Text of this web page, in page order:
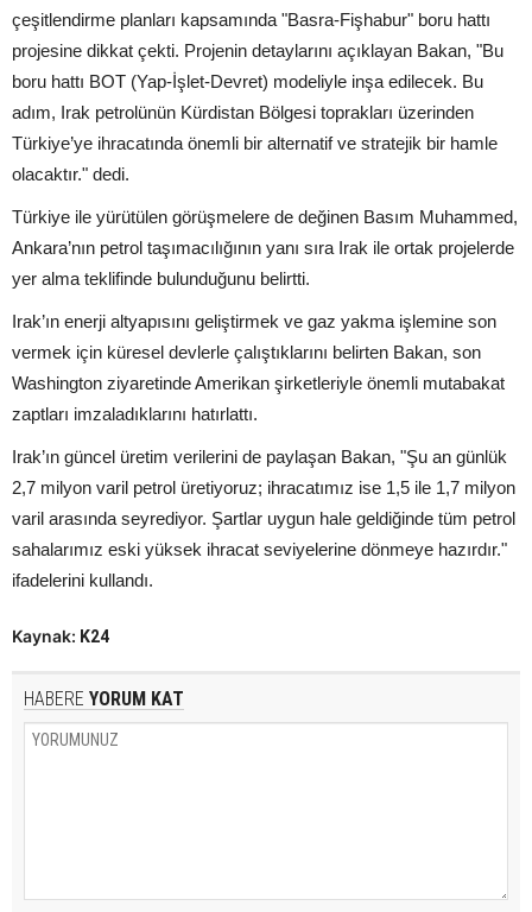
çeşitlendirme planları kapsamında "Basra-Fişhabur" boru hattı
projesine dikkat çekti. Projenin detaylarını açıklayan Bakan, "Bu
boru hattı BOT (Yap-İşlet-Devret) modeliyle inşa edilecek. Bu
adım, Irak petrolünün Kürdistan Bölgesi toprakları üzerinden
Türkiye’ye ihracatında önemli bir alternatif ve stratejik bir hamle
olacaktır." dedi.
Türkiye ile yürütülen görüşmelere de değinen Basım Muhammed,
Ankara’nın petrol taşımacılığının yanı sıra Irak ile ortak projelerde
yer alma teklifinde bulunduğunu belirtti.
Irak’ın enerji altyapısını geliştirmek ve gaz yakma işlemine son
vermek için küresel devlerle çalıştıklarını belirten Bakan, son
Washington ziyaretinde Amerikan şirketleriyle önemli mutabakat
zaptları imzaladıklarını hatırlattı.
Irak’ın güncel üretim verilerini de paylaşan Bakan, "Şu an günlük
2,7 milyon varil petrol üretiyoruz; ihracatımız ise 1,5 ile 1,7 milyon
varil arasında seyrediyor. Şartlar uygun hale geldiğinde tüm petrol
sahalarımız eski yüksek ihracat seviyelerine dönmeye hazırdır."
ifadelerini kullandı.
Kaynak: K24
HABERE YORUM KAT